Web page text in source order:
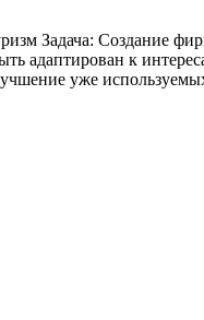
Задача: Создание
адаптирован к
уже